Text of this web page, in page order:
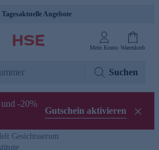
Hotline 0800 29 888 88
Mein Konto Warenkorb
Suchen
-20%
Gutschein aktivieren
Gesichtsserum